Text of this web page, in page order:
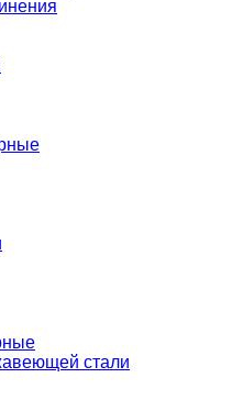
стали